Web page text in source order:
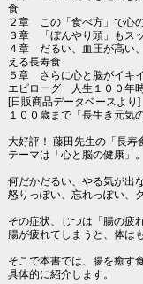
食
２章 この「食べ方」で心
３章 「ぼんやり頭」もス
４章 だるい、血圧が高い
える長寿食
５章 さらに心と脳がイキ
エピローグ 人生１００年
[日販商品データベースより]
１００歳まで「長生き元気
大好評！ 藤田先生の「長寿
テーマは「心と脳の健康」。
何だかだるい、やる気が出
怒りっぽい、忘れっぽい、
その症状、じつは「腸の疲
腸が疲れてしまうと、体は
そこで本書では、腸を癒
具体的に紹介します。